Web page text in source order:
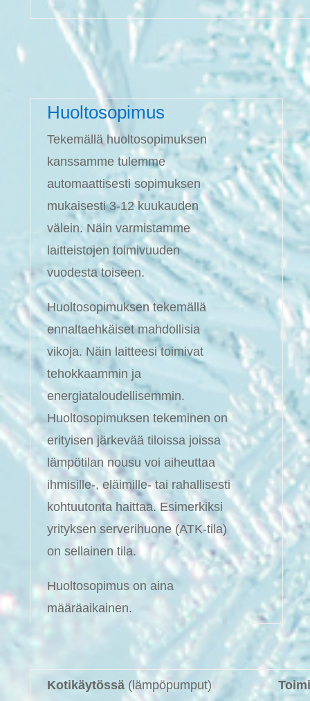
Huoltosopimus
Tekemällä huoltosopimuksen
kanssamme tulemme
automaattisesti sopimuksen
mukaisesti 3-12 kuukauden
välein. Näin varmistamme
laitteistojen toimivuuden
vuodesta toiseen.
Huoltosopimuksen tekemällä
ennaltaehkäiset mahdollisia
vikoja. Näin laitteesi toimivat
tehokkaammin ja
energiataloudellisemmin.
Huoltosopimuksen tekeminen on
erityisen järkevää tiloissa joissa
lämpötilan nousu voi aiheuttaa
ihmisille-, eläimille- tai rahallisesti
kohtuutonta haittaa. Esimerkiksi
yrityksen serverihuone (ATK-tila)
on sellainen tila.
Huoltosopimus on aina
määräaikainen.
Kotikäytössä (lämpöpumput)